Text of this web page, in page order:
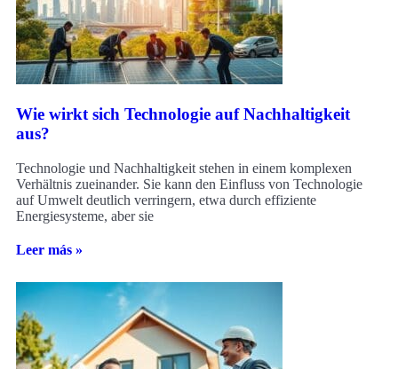
Wie wirkt sich Technologie auf Nachhaltigkeit
aus?
Technologie und Nachhaltigkeit stehen in einem komplexen
Verhältnis zueinander. Sie kann den Einfluss von Technologie
auf Umwelt deutlich verringern, etwa durch effiziente
Energiesysteme, aber sie
Leer más »